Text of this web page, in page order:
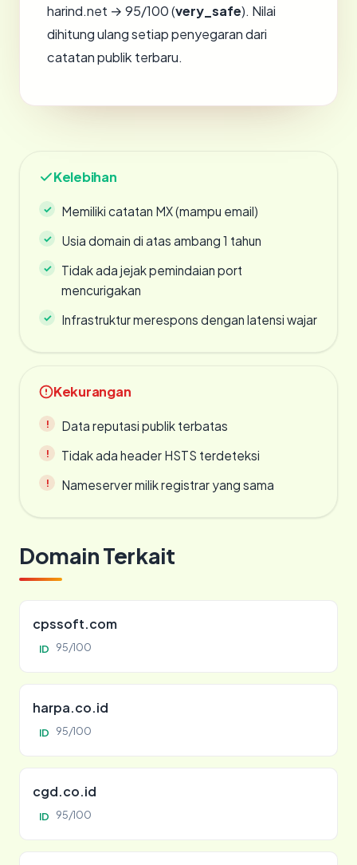
harind.net → 95/100 (very_safe). Nilai
dihitung ulang setiap penyegaran dari
catatan publik terbaru.
Kelebihan
Memiliki catatan MX (mampu email)
Usia domain di atas ambang 1 tahun
Tidak ada jejak pemindaian port
mencurigakan
Infrastruktur merespons dengan latensi wajar
Kekurangan
Data reputasi publik terbatas
Tidak ada header HSTS terdeteksi
Nameserver milik registrar yang sama
Domain Terkait
cpssoft.com
ID 95/100
harpa.co.id
ID 95/100
cgd.co.id
ID 95/100